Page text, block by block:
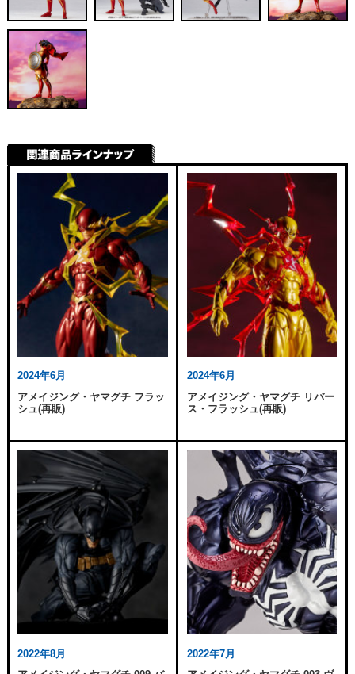
2024年6月
アメイジング・ヤマグチ フラッ
シュ(再販)
2024年6月
アメイジング・ヤマグチ リバー
ス・フラッシュ(再販)
2022年8月
2022年7月